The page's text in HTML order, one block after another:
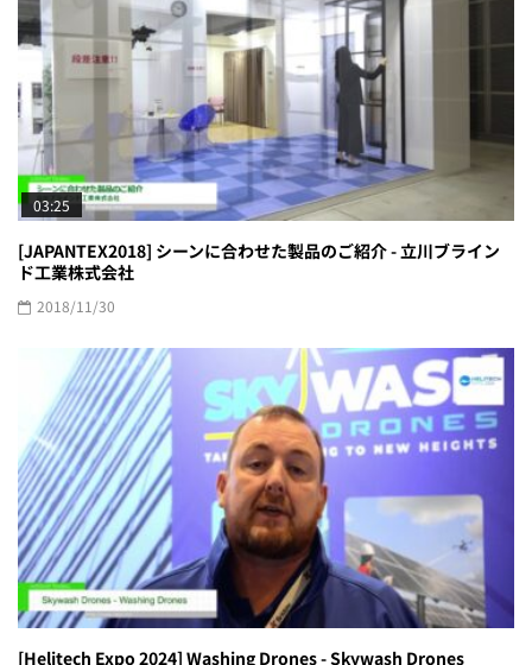
03:25
[JAPANTEX2018] シーンに合わせた製品のご紹介 - 立川ブライン
ド工業株式会社
2018/11/30
[Helitech Expo 2024] Washing Drones - Skywash Drones